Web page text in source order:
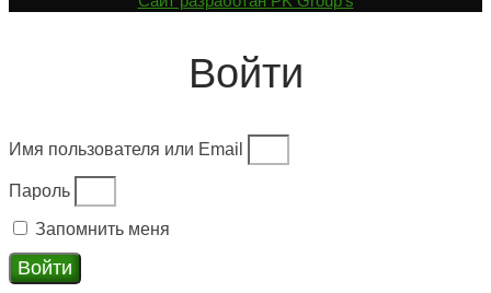
Войти
Имя пользователя или Email
Пароль
Запомнить меня
Войти